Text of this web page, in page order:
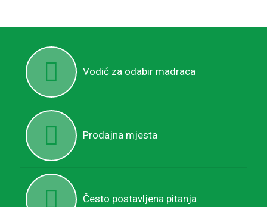
Vodić za odabir madraca
Prodajna mjesta
Često postavljena pitanja